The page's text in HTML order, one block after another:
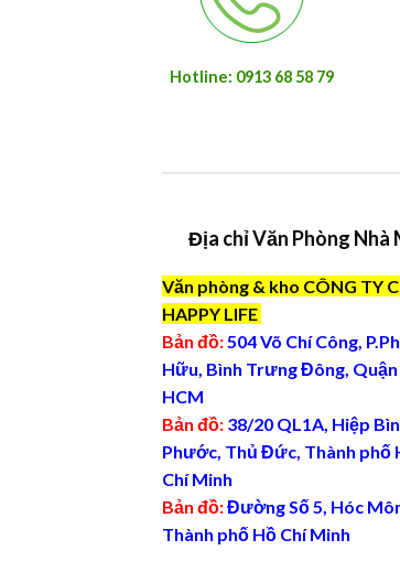
Hotline: 0913 68 58 79
Địa chỉ Văn Phòng Nhà
Văn phòng & kho CÔNG TY
HAPPY LIFE
Bản đồ:504 Võ Chí Công,
Hữu, Bình Trưng Đông, Quận
HCM
Bản đồ: 38/20 QL1A, Hiệp
Phước, Thủ Đức, Thành phố
Chí Minh
Bản đồ:Đường Số 5, Hóc
Thành phố Hồ Chí Minh